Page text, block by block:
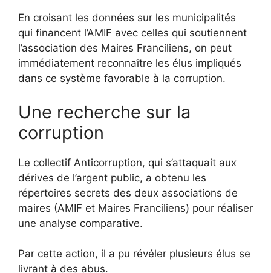
En croisant les données sur les municipalités
qui financent l’AMIF avec celles qui soutiennent
l’association des Maires Franciliens, on peut
immédiatement reconnaître les élus impliqués
dans ce système favorable à la corruption.
Une recherche sur la
corruption
Le collectif Anticorruption, qui s’attaquait aux
dérives de l’argent public, a obtenu les
répertoires secrets des deux associations de
maires (AMIF et Maires Franciliens) pour réaliser
une analyse comparative.
Par cette action, il a pu révéler plusieurs élus se
livrant à des abus.